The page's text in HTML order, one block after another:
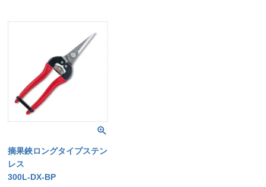
摘果鋏ロングタイプステン
レス
300L-DX-BP